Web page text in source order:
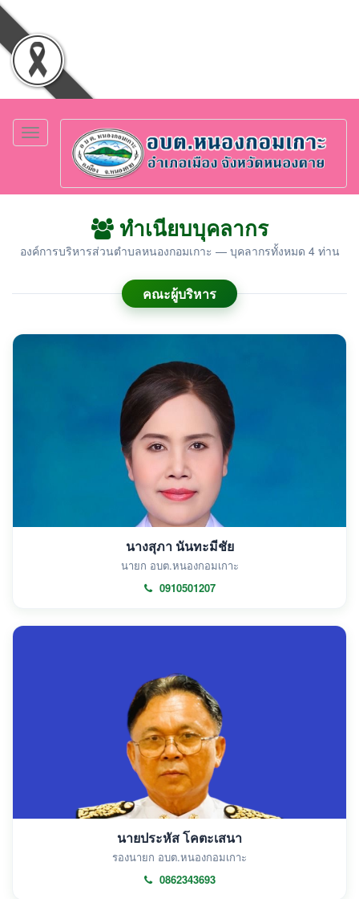
Toggle
navigation
ทำเนียบบุคลากร
องค์การบริหารส่วนตำบลหนองกอมเกาะ — บุคลากรทั้งหมด 4 ท่าน
คณะผู้บริหาร
นางสุภา นันทะมีชัย
นายก อบต.หนองกอมเกาะ
0910501207
นายประหัส โคตะเสนา
รองนายก อบต.หนองกอมเกาะ
0862343693